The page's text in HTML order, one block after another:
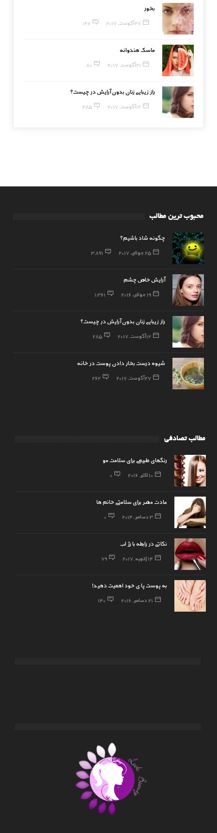
بخور
27 آگوست, 2017 167
ماسک هندوانه
21 آگوست, 2017 80
راز زیبایی زنان بدون آرایش در چیست؟
12 آگوست, 2017 285
محبوب ترین مطالب
چگونه شاد باشیم؟
25 جولای, 2017 3,891
آرایش خاص چشم
19 جولای, 2016 1,361
راز زیبایی زنان بدون آرایش در چیست؟
12 آگوست, 2017 285
شیوه درست بخار دادن پوست در خانه
27 آگوست, 2017 262
مطالب تصادفی
رنگهای طبیعی برای سلامت مو
10 اکتبر, 2016 0
عادت مضر برای سلامتی خانم ها
3 دسامبر, 2014 0
نکاتی در رابطه با رژ لب
14 ژانویه, 2017 79
به پوست پا ی خود اهمیت دهید!
21 دسامبر, 2016 140